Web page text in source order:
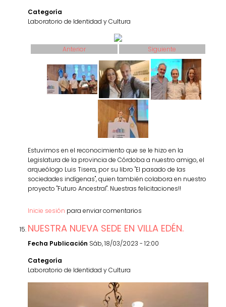
Categoría
Laboratorio de Identidad y Cultura
Anterior Siguiente
Estuvimos en el reconocimiento que se le hizo en la
Legislatura de la provincia de Córdoba a nuestro amigo, el
arqueólogo Luis Tisera, por su libro "El pasado de las
sociedades indígenas", quien también colabora en nuestro
proyecto "Futuro Ancestral". Nuestras felicitaciones!!
Inicie sesión para enviar comentarios
NUESTRA NUEVA SEDE EN VILLA EDÉN.
Fecha Publicación Sáb, 18/03/2023 - 12:00
Categoría
Laboratorio de Identidad y Cultura